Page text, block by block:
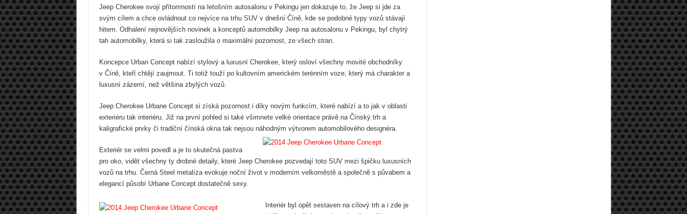
Jeep Cherokee svojí přítomností na letošním autosalonu v Pekingu jen dokazuje to, že Jeep si jde za
svým cílem a chce ovládnout co nejvíce na trhu SUV v dnešní Číně, kde se podobné typy vozů stávají
hitem. Odhalení nejnovějších novinek a konceptů automobilky Jeep na autosalonu v Pekingu, byl chytrý
tah automobilky, která si tak zasloužila o maximální pozornost, ze všech stran.
Koncepce Urban Concept nabízí stylový a luxusní Cherokee, který osloví všechny movité obchodníky
v Číně, kteří chtějí zaujmout. Ti totiž touží po kultovním americkém terénním voze, který má charakter a
luxusní zázemí, než většina zbylých vozů.
Jeep Cherokee Urbane Concept si získá pozornost i díky novým funkcím, které nabízí a to jak v oblasti
exteriéru tak interiéru. Již na první pohled si také všimnete velké orientace právě na Čínský trh a
kaligrafické prvky či tradiční čínská okna tak nejsou náhodným výtvorem automobilového designéra.
Exteriér se velmi povedl a je to skutečná pastva
pro oko, vidět všechny ty drobné detaily, které Jeep Cherokee pozvedají toto SUV mezi špičku luxusních
vozů na trhu. Černá Steel metalíza evokuje noční život v moderním velkoměstě a společně s půvabem a
elegancí působí Urbane Concept dostatečně sexy.
Interiér byl opět sestaven na cílový trh a i zde je